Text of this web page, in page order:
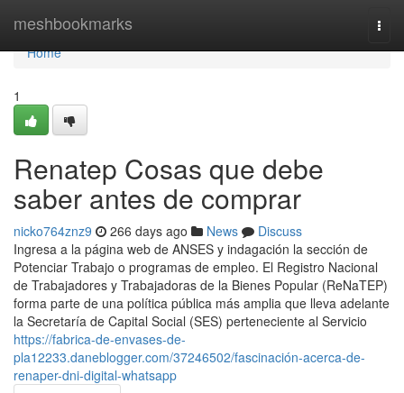
meshbookmarks
Home
Home
1
Renatep Cosas que debe
saber antes de comprar
nicko764znz9 266 days ago News
Discuss
Ingresa a ​la página web de ANSES y indagación la sección ⁢de
Potenciar Trabajo o programas de empleo. El Registro Nacional
de Trabajadores y Trabajadoras de la Bienes Popular (ReNaTEP)
forma parte de una política pública más amplia que lleva adelante
la Secretaría de Capital Social (SES) perteneciente al Servicio
https://fabrica-de-envases-de-
pla12233.daneblogger.com/37246502/fascinación-acerca-de-
renaper-dni-digital-whatsapp